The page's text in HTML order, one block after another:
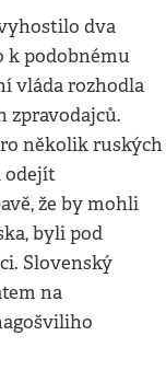
dva
k podobnému
vláda rozhodla
zpravodajců.
několik ruských
odejít
že by mohli
byli pod
Slovenský
na